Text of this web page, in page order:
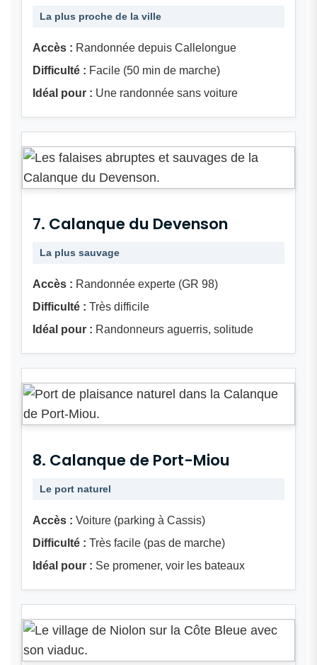
La plus proche de la ville
Accès : Randonnée depuis Callelongue
Difficulté : Facile (50 min de marche)
Idéal pour : Une randonnée sans voiture
7. Calanque du Devenson
La plus sauvage
Accès : Randonnée experte (GR 98)
Difficulté : Très difficile
Idéal pour : Randonneurs aguerris, solitude
8. Calanque de Port-Miou
Le port naturel
Accès : Voiture (parking à Cassis)
Difficulté : Très facile (pas de marche)
Idéal pour : Se promener, voir les bateaux